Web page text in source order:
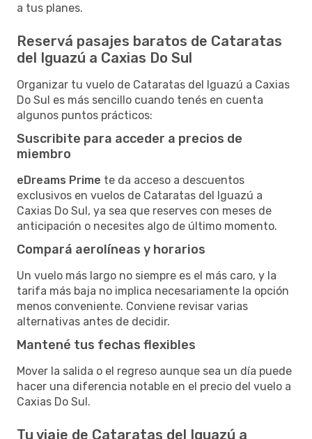
a tus planes.
Reservá pasajes baratos de Cataratas
del Iguazú a Caxias Do Sul
Organizar tu vuelo de Cataratas del Iguazú a Caxias
Do Sul es más sencillo cuando tenés en cuenta
algunos puntos prácticos:
Suscribite para acceder a precios de
miembro
eDreams Prime te da acceso a descuentos
exclusivos en vuelos de Cataratas del Iguazú a
Caxias Do Sul, ya sea que reserves con meses de
anticipación o necesites algo de último momento.
Compará aerolíneas y horarios
Un vuelo más largo no siempre es el más caro, y la
tarifa más baja no implica necesariamente la opción
menos conveniente. Conviene revisar varias
alternativas antes de decidir.
Mantené tus fechas flexibles
Mover la salida o el regreso aunque sea un día puede
hacer una diferencia notable en el precio del vuelo a
Caxias Do Sul.
Tu viaje de Cataratas del Iguazú a